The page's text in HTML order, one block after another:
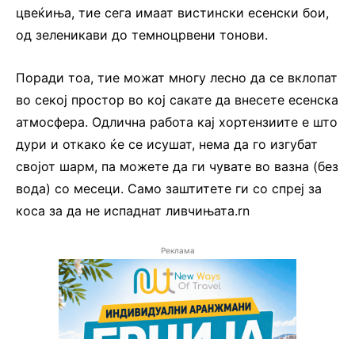
цвеќиња, тие сега имаат вистински есенски бои,
од зеленикави до темноцрвени тонови.
Поради тоа, тие можат многу лесно да се вклопат
во секој простор во кој сакате да внесете есенска
атмосфера. Одлична работа кај хортензиите е што
дури и откако ќе се исушат, нема да го изгубат
својот шарм, па можете да ги чувате во вазна (без
вода) со месеци. Само заштитете ги со спреј за
коса за да не испаднат ливчињата.rn
Реклама